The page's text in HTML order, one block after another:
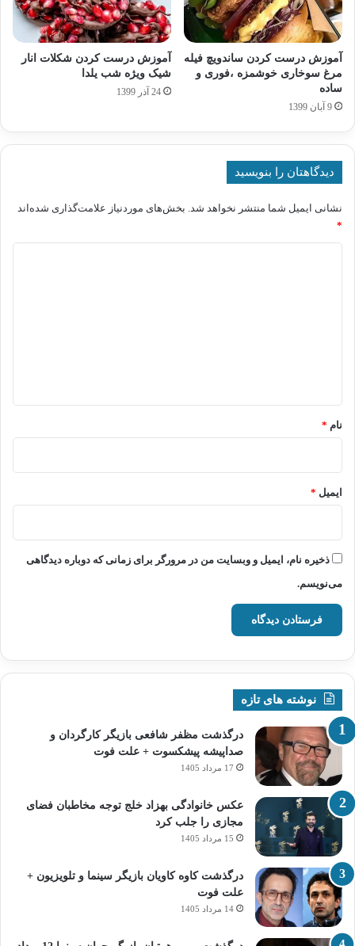
آموزش درست کردن ساندویچ فیله
مرغ سوخاری خوشمزه ،فوری و
ساده
9 آبان 1399
آموزش درست کردن شکلات انار
شیک ویژه شب یلدا
24 آذر 1399
دیدگاهتان را بنویسید
نشانی ایمیل شما منتشر نخواهد شد. بخش‌های موردنیاز علامت‌گذاری شده‌اند
*
نام *
ایمیل *
ذخیره نام، ایمیل و وبسایت من در مرورگر برای زمانی که دوباره دیدگاهی
می‌نویسم.
نوشته های تازه
درگذشت مظفر شافعی بازیگر کارگردان و
صداپیشه پیشکسوت + علت فوت
17 مرداد 1405
عکس خانوادگی بهزاد خلج توجه مخاطبان فضای
مجازی را جلب کرد
15 مرداد 1405
درگذشت کاوه کاویان بازیگر سینما و تلویزیون +
علت فوت
14 مرداد 1405